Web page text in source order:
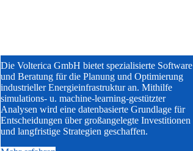
Die Volterica GmbH bietet spezialisierte Software
und Beratung für die Planung und Optimierung
industrieller Energieinfrastruktur an. Mithilfe
simulations- u. machine-learning-gestützter
Analysen wird eine datenbasierte Grundlage für
Entscheidungen über großangelegte Investitionen
und langfristige Strategien geschaffen.